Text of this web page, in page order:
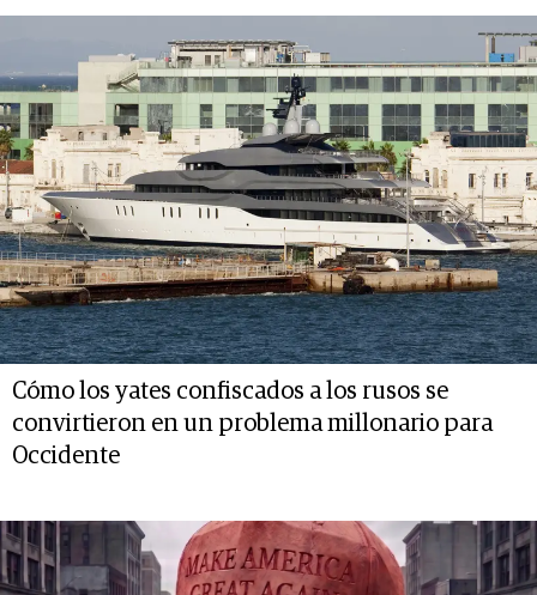
Cómo los yates confiscados a los rusos se
convirtieron en un problema millonario para
Occidente